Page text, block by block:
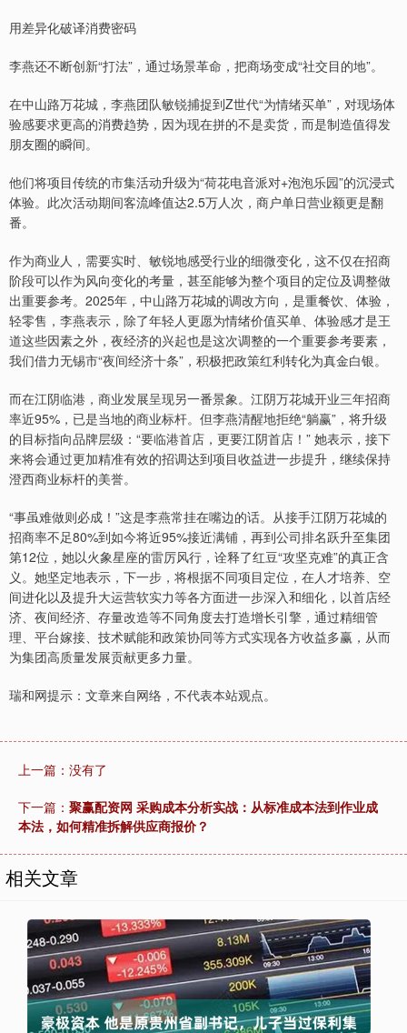
用差异化破译消费密码
李燕还不断创新“打法”，通过场景革命，把商场变成“社交目的地”。
在中山路万花城，李燕团队敏锐捕捉到Z世代“为情绪买单”，对现场体
验感要求更高的消费趋势，因为现在拼的不是卖货，而是制造值得发
朋友圈的瞬间。
他们将项目传统的市集活动升级为“荷花电音派对+泡泡乐园”的沉浸式
体验。此次活动期间客流峰值达2.5万人次，商户单日营业额更是翻
番。
作为商业人，需要实时、敏锐地感受行业的细微变化，这不仅在招商
阶段可以作为风向变化的考量，甚至能够为整个项目的定位及调整做
出重要参考。2025年，中山路万花城的调改方向，是重餐饮、体验，
轻零售，李燕表示，除了年轻人更愿为情绪价值买单、体验感才是王
道这些因素之外，夜经济的兴起也是这次调整的一个重要参考要素，
我们借力无锡市“夜间经济十条”，积极把政策红利转化为真金白银。
而在江阴临港，商业发展呈现另一番景象。江阴万花城开业三年招商
率近95%，已是当地的商业标杆。但李燕清醒地拒绝“躺赢”，将升级
的目标指向品牌层级：“要临港首店，更要江阴首店！” 她表示，接下
来将会通过更加精准有效的招调达到项目收益进一步提升，继续保持
澄西商业标杆的美誉。
“事虽难做则必成！”这是李燕常挂在嘴边的话。从接手江阴万花城的
招商率不足80%到如今将近95%接近满铺，再到公司排名跃升至集团
第12位，她以火象星座的雷厉风行，诠释了红豆“攻坚克难”的真正含
义。她坚定地表示，下一步，将根据不同项目定位，在人才培养、空
间进化以及提升大运营软实力等各方面进一步深入和细化，以首店经
济、夜间经济、存量改造等不同角度去打造增长引擎，通过精细管
理、平台嫁接、技术赋能和政策协同等方式实现各方收益多赢，从而
为集团高质量发展贡献更多力量。
瑞和网提示：文章来自网络，不代表本站观点。
上一篇：没有了
下一篇： 聚赢配资网 采购成本分析实战：从标准成本法到作业成
本法，如何精准拆解供应商报价？
相关文章